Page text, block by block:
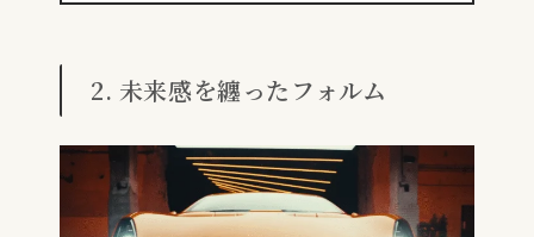
2. 未来感を纏ったフォルム